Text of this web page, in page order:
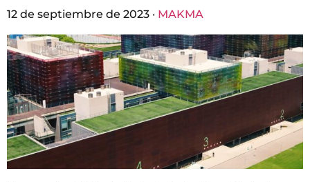
12 de septiembre de 2023 · MAKMA